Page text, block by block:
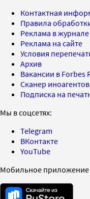
Контактная
Правила
Реклама в журнале
Реклама на сайте
Условия
Архив
Вакансии в Forbes
Сканер
Подписка на
Мы в соцсетях:
Telegram
ВКонтакте
YouTube
Мобильное приложение